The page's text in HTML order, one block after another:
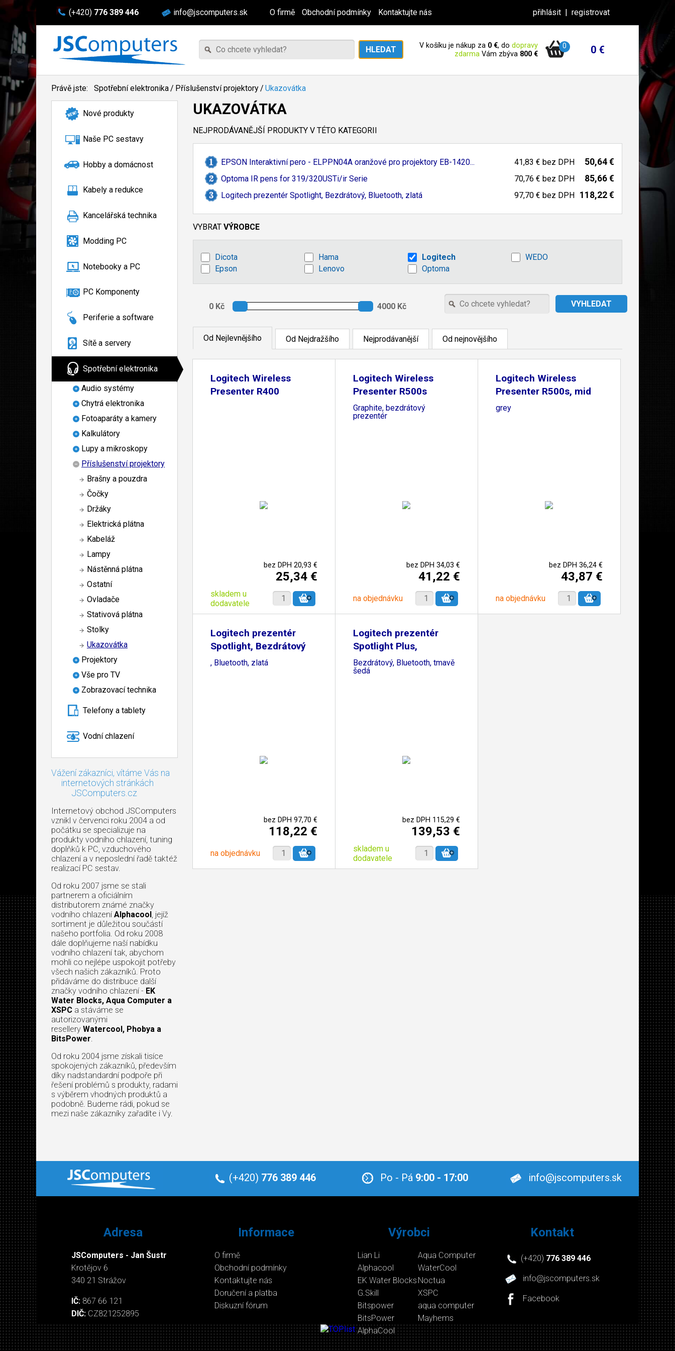
(+420) 776 389 446 info@jscomputers.sk O firmě Obchodní podmínky Kontaktujte nás přihlásit | registrovat
V košíku je nákup za 0 €, do dopravy
zdarma Vám zbýva 800 €
0 0 €
Právě jste: Spotřební elektronika/ Příslušenství projektory/ Ukazovátka
Nové produkty
Naše PC sestavy
Hobby a domácnost
Kabely a redukce
Kancelářská technika
Modding PC
Notebooky a PC
PC Komponenty
Periferie a software
Sítě a servery
Spotřební elektronika
Audio systémy
Chytrá elektronika
Fotoaparáty a kamery
Kalkulátory
Lupy a mikroskopy
Příslušenství projektory
Brašny a pouzdra
Čočky
Držáky
Elektrická plátna
Kabeláž
Lampy
Nástěnná plátna
Ostatní
Ovladače
Stativová plátna
Stolky
Ukazovátka
Projektory
Vše pro TV
Zobrazovací technika
Telefony a tablety
Vodní chlazení
Vážení zákazníci, vítáme Vás na
internetových stránkách
JSComputers.cz
Internetový obchod JSComputers
vznikl v červenci roku 2004 a od
počátku se specializuje na
produkty vodního chlazení, tuning
doplňků k PC, vzduchového
chlazení a v neposlední řadě taktéž
realizací PC sestav.
Od roku 2007 jsme se stali
partnerem a oficiálním
distributorem známé značky
vodního chlazení Alphacool, jejíž
sortiment je důležitou součástí
našeho portfolia. Od roku 2008
dále doplňujeme naší nabídku
vodního chlazení tak, abychom
mohli co nejlépe uspokojit potřeby
všech našich zákazníků. Proto
přidáváme do distribuce další
značky vodního chlazení - EK
Water Blocks, Aqua Computer a
XSPC a stáváme se
autorizovanými
resellery Watercool, Phobya a
BitsPower.
Od roku 2004 jsme získali tisíce
spokojených zákazníků, především
díky nadstandardní podpoře při
řešení problémů s produkty, radami
s výběrem vhodných produktů a
podobně. Budeme rádi, pokud se
mezi naše zákazníky zařadíte i Vy.
UKAZOVÁTKA
NEJPRODÁVANĚJŠÍ PRODUKTY V TÉTO KATEGORII
EPSON Interaktivní pero - ELPPN04A oranžové pro projektory EB-1420... 41,83 € bez DPH 50,64 €
Optoma IR pens for 319/320USTi/ir Serie 70,76 € bez DPH 85,66 €
Logitech prezentér Spotlight, Bezdrátový, Bluetooth, zlatá 97,70 € bez DPH 118,22 €
VYBRAT VÝROBCE
Dicota Hama Logitech
WEDO
Epson
Lenovo Optoma
Od Nejlevnějšího Od Nejdražšího Nejprodávanější Od nejnovějšího
Logitech Wireless
Presenter R400
bez DPH 20,93 €
25,34 €
skladem u
dodavatele
Logitech Wireless
Presenter R500s
Graphite, bezdrátový
prezentér
bez DPH 34,03 €
41,22 €
na objednávku
Logitech Wireless
Presenter R500s, mid
grey
bez DPH 36,24 €
43,87 €
na objednávku
Logitech prezentér
Spotlight, Bezdrátový
, Bluetooth, zlatá
bez DPH 97,70 €
118,22 €
na objednávku
Logitech prezentér
Spotlight Plus,
Bezdrátový, Bluetooth, tmavě
šedá
bez DPH 115,29 €
139,53 €
skladem u
dodavatele
(+420) 776 389 446 Po - Pá 9:00 - 17:00 info@jscomputers.sk
Adresa
JSComputers - Jan Šustr
Krotějov 6
340 21 Strážov
IČ: 867 66 121
DIČ: CZ821252895
Informace
O firmě
Obchodní podmínky
Kontaktujte nás
Doručení a platba
Diskuzní fórum
Výrobci
Lian Li
Aqua Computer
Alphacool
WaterCool
EK Water Blocks Noctua
G.Skill
XSPC
Bitspower
aqua computer
BitsPower
Mayhems
AlphaCool
Kontakt
(+420) 776 389 446
info@jscomputers.sk
Facebook